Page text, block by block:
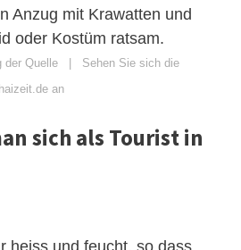
Anzug mit Krawatten und
oder Kostüm ratsam.
der Quelle | Sehen Sie sich die
an
sich als Tourist in
heiss und feucht, so dass